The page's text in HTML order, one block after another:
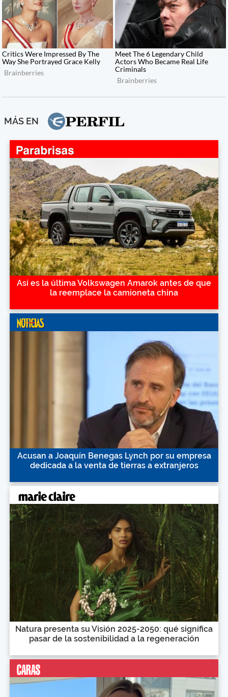
MÁS EN
Así es la última Volkswagen Amarok antes de que
la reemplace la camioneta china
Acusan a Joaquín Benegas Lynch por su empresa
dedicada a la venta de tierras a extranjeros
Natura presenta su Visión 2025-2050: qué significa
pasar de la sostenibilidad a la regeneración